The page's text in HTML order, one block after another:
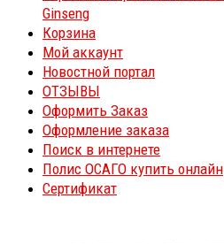
Ginseng
Корзина
Мой аккаунт
Новостной портал
ОТЗЫВЫ
Оформить Заказ
Оформление заказа
Поиск в интернете
Полис ОСАГО купить онлайн
Сертификат